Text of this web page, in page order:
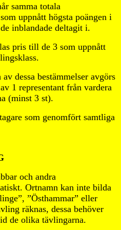
samma totala
uppnått högsta poängen i
inblandade deltagit i.
pris till de 3 som uppnått
dessa bestämmelser avgörs
1 representant från vardera
(minst 3 st).
som genomfört samtliga
och andra
Ortnamn kan inte bilda
”Östhammar” eller
räknas, dessa behöver
de olika tävlingarna.